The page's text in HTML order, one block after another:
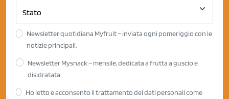
Newsletter quotidiana Myfruit – inviata ogni pomeriggio con le
notizie principali.
Newsletter Mysnack – mensile, dedicata a frutta a guscio e
disidratata
Ho letto e acconsento il trattamento dei dati personali come